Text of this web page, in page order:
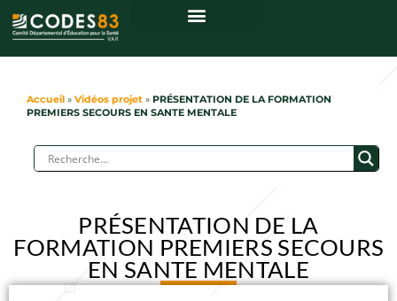
Accueil » Vidéos projet » PRÉSENTATION DE LA FORMATION
PREMIERS SECOURS EN SANTE MENTALE
PRÉSENTATION DE LA
FORMATION PREMIERS SECOURS
EN SANTE MENTALE